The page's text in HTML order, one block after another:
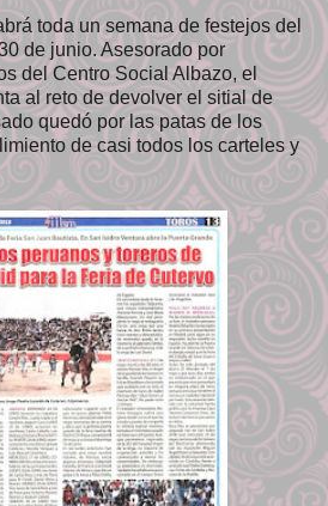
toda un semana de festejos del
de junio. Asesorado por
del Centro Social Albazo, el
al reto de devolver el sitial de
quedó por las patas de los
de casi todos los carteles y